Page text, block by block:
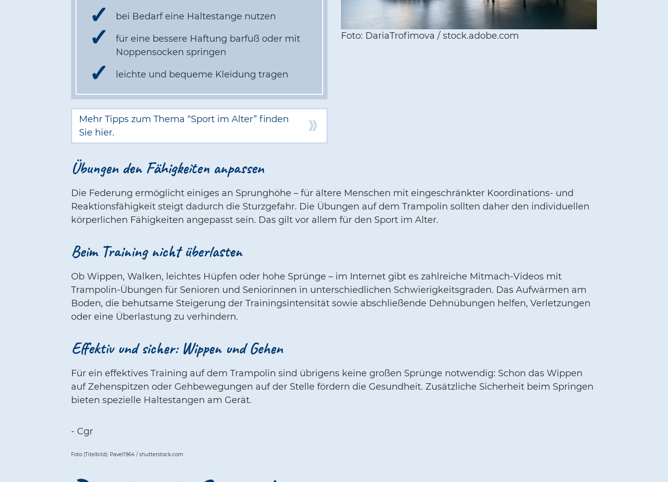
bei Bedarf eine Haltestange nutzen
für eine bessere Haftung barfuß oder mit
Noppensocken springen
leichte und bequeme Kleidung tragen
Mehr Tipps zum Thema “Sport im Alter” finden
Sie hier.
Foto: DariaTrofimova / stock.adobe.com
Übungen den Fähigkeiten anpassen
Die Federung ermöglicht einiges an Sprunghöhe – für ältere Menschen mit eingeschränkter Koordinations- und
Reaktionsfähigkeit steigt dadurch die Sturzgefahr. Die Übungen auf dem Trampolin sollten daher den individuellen
körperlichen Fähigkeiten angepasst sein. Das gilt vor allem für den Sport im Alter.
Beim Training nicht überlasten
Ob Wippen, Walken, leichtes Hüpfen oder hohe Sprünge – im Internet gibt es zahlreiche Mitmach-Videos mit
Trampolin-Übungen für Senioren und Seniorinnen in unterschiedlichen Schwierigkeitsgraden. Das Aufwärmen am
Boden, die behutsame Steigerung der Trainingsintensität sowie abschließende Dehnübungen helfen, Verletzungen
oder eine Überlastung zu verhindern.
Effektiv und sicher: Wippen und Gehen
Für ein effektives Training auf dem Trampolin sind übrigens keine großen Sprünge notwendig: Schon das Wippen
auf Zehenspitzen oder Gehbewegungen auf der Stelle fördern die Gesundheit. Zusätzliche Sicherheit beim Springen
bieten spezielle Haltestangen am Gerät.
- Cgr
Foto (Titelbild): Pavel1964 / shutterstock.com